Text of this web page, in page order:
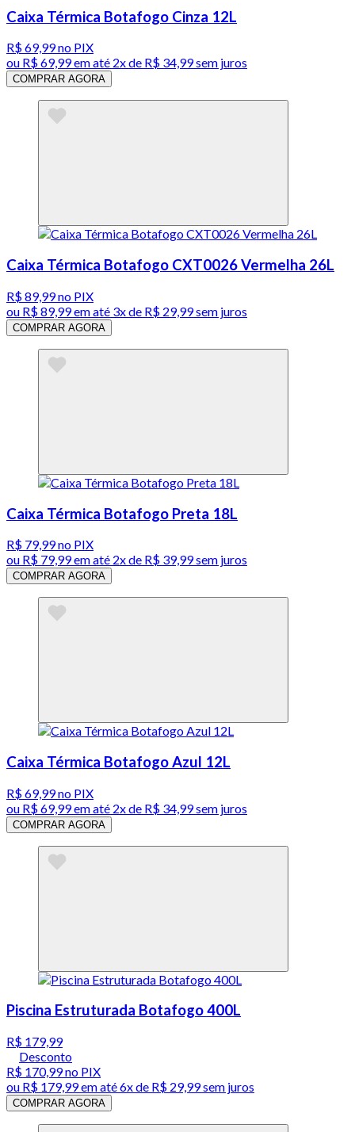
Caixa Térmica Botafogo Cinza 12L
R$ 69,99no PIX
ou R$ 69,99em até 2x de R$ 34,99 sem juros
COMPRAR AGORA
Caixa Térmica Botafogo CXT0026 Vermelha 26L
R$ 89,99no PIX
ou R$ 89,99em até 3x de R$ 29,99 sem juros
COMPRAR AGORA
Caixa Térmica Botafogo Preta 18L
R$ 79,99no PIX
ou R$ 79,99em até 2x de R$ 39,99 sem juros
COMPRAR AGORA
Caixa Térmica Botafogo Azul 12L
R$ 69,99no PIX
ou R$ 69,99em até 2x de R$ 34,99 sem juros
COMPRAR AGORA
Piscina Estruturada Botafogo 400L
R$ 179,99
Desconto
R$ 170,99no PIX
ou R$ 179,99em até6x de R$ 29,99 sem juros
COMPRAR AGORA